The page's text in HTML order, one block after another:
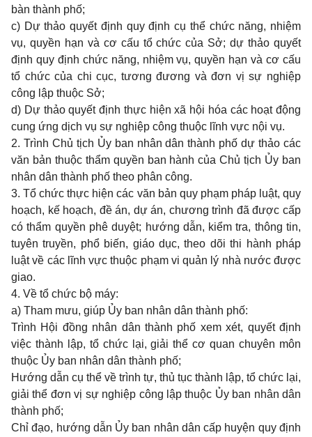
bàn thành phố;
c) Dự thảo quyết định quy định cụ thể chức năng, nhiệm
vụ, quyền hạn và cơ cấu tổ chức của Sở; dự thảo quyết
định quy định chức năng, nhiệm vụ, quyền hạn và cơ cấu
tổ chức của chi cục, tương đương và đơn vị sự nghiệp
công lập thuộc Sở;
d) Dự thảo quyết định thực hiện xã hội hóa các hoạt động
cung ứng dịch vụ sự nghiệp công thuộc lĩnh vực nội vụ.
2. Trình Chủ tịch Ủy ban nhân dân thành phố dự thảo các
văn bản thuộc thẩm quyền ban hành của Chủ tịch Ủy ban
nhân dân thành phố theo phân công.
3. Tổ chức thực hiện các văn bản quy phạm pháp luật, quy
hoạch, kế hoạch, đề án, dự án, chương trình đã được cấp
có thẩm quyền phê duyệt; hướng dẫn, kiểm tra, thông tin,
tuyên truyền, phổ biến, giáo dục, theo dõi thi hành pháp
luật về các lĩnh vực thuộc phạm vi quản lý nhà nước được
giao.
4. Về tổ chức bộ máy:
a) Tham mưu, giúp Ủy ban nhân dân thành phố:
Trình Hội đồng nhân dân thành phố xem xét, quyết định
việc thành lập, tổ chức lại, giải thể cơ quan chuyên môn
thuộc Ủy ban nhân dân thành phố;
Hướng dẫn cụ thể về trình tự, thủ tục thành lập, tổ chức lại,
giải thể đơn vị sự nghiệp công lập thuộc Ủy ban nhân dân
thành phố;
Chỉ đạo, hướng dẫn Ủy ban nhân dân cấp huyện quy định